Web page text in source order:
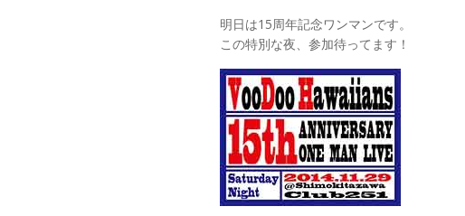
明日は15周年記念ワンマンです。
この特別な夜、参加待ってます！